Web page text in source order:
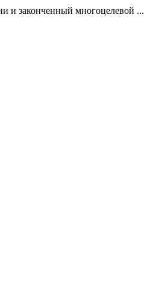
и законченный многоцелевой ...